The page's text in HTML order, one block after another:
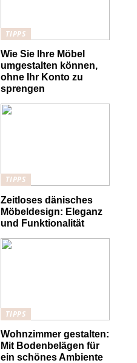
TIPPS
Wie Sie Ihre Möbel
umgestalten können,
ohne Ihr Konto zu
sprengen
TIPPS
Zeitloses dänisches
Möbeldesign: Eleganz
und Funktionalität
TIPPS
Wohnzimmer gestalten:
Mit Bodenbelägen für
ein schönes Ambiente